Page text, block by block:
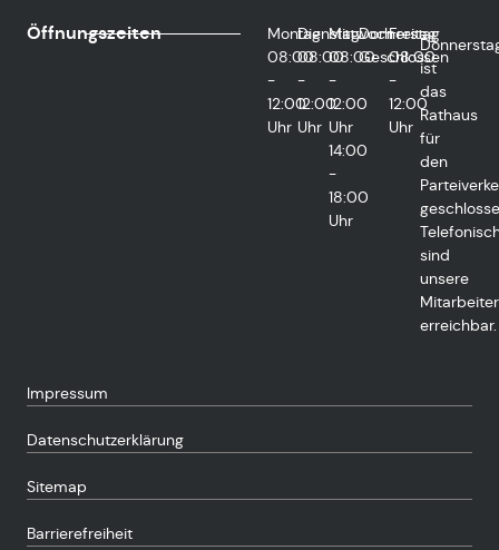
Öffnungszeiten
Montag
08:00
-
12:00
Uhr
Dienstag
08:00
-
12:00
Uhr
Mittwoch
08:00
-
12:00
Uhr
14:00
-
18:00
Uhr
Donnerstag
Geschlossen
Freitag
08:00
-
12:00
Uhr
ist
das
Rathaus
für
den
sind
unsere
Mitarbeiter
erreichbar.
Impressum
Datenschutzerklärung
Sitemap
Barrierefreiheit